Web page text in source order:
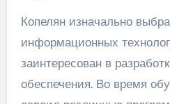
Копелян изначально
информационных
заинтересован в
обеспечения. Во время